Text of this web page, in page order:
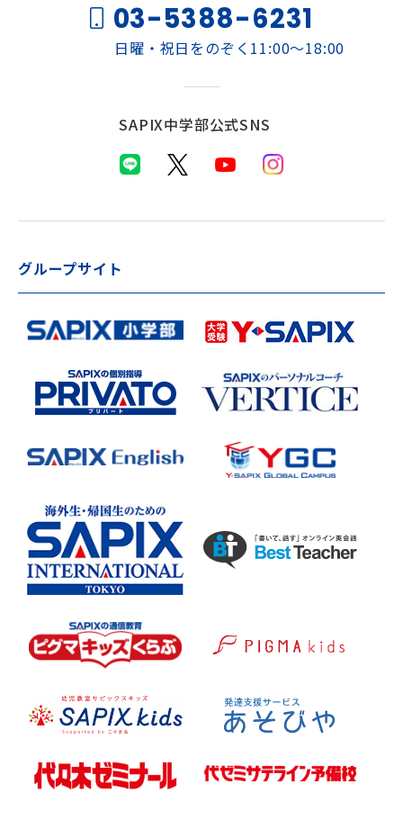
03-5388-6231
日曜・祝日をのぞく11:00～18:00
SAPIX中学部公式SNS
グループサイト